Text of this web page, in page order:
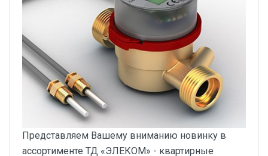
Представляем Вашему вниманию новинку в
ассортименте ТД «ЭЛЕКОМ» - квартирные